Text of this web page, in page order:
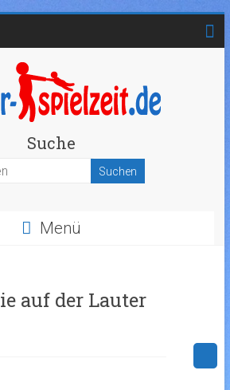
Suche
Menü
auf der Lauter